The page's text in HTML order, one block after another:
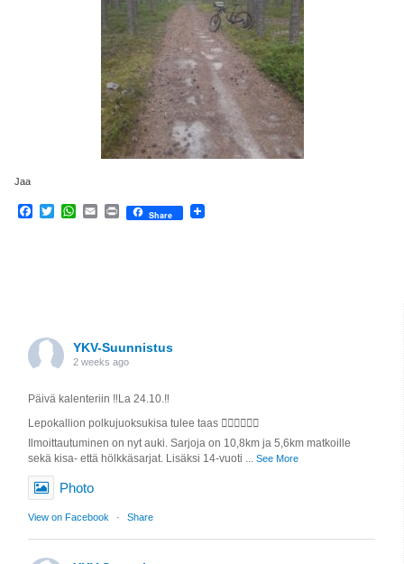
Jaa
Facebook
TwitterWhatsApp
EmailPrintShare
YKV-Suunnistus
2 weeks ago
Päivä kalenteriin ‼️La 24.10.‼️
Lepokallion polkujuoksukisa tulee taas 🏃🏼‍♀️🏃🏼‍♂️
Ilmoittautuminen on nyt auki. Sarjoja on 10,8km ja 5,6km matkoille
sekä kisa- että hölkkäsarjat. Lisäksi 14-vuoti ... See More
Photo
View on Facebook · Share